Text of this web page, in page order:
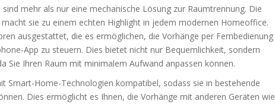
mehr als nur eine mechanische Lösung zur Raumtrennung. Die
sie zu einem echten Highlight in jedem modernen Homeoffice.
ausgestattet, die es ermöglichen, die Vorhänge per Fernbedienung
App zu steuern. Dies bietet nicht nur Bequemlichkeit, sondern
Sie Ihren Raum mit minimalem Aufwand anpassen können.
Smart-Home-Technologien kompatibel, sodass sie in bestehende
Dies ermöglicht es Ihnen, die Vorhänge mit anderen Geräten wie